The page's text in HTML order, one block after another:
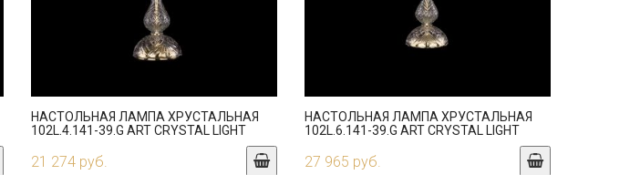
НАСТОЛЬНАЯ ЛАМПА ХРУСТАЛЬНАЯ
102L.4.141-39.G ART CRYSTAL LIGHT
21 274 руб.
НАСТОЛЬНАЯ ЛАМПА ХРУСТАЛЬНАЯ
102L.6.141-39.G ART CRYSTAL LIGHT
27 965 руб.